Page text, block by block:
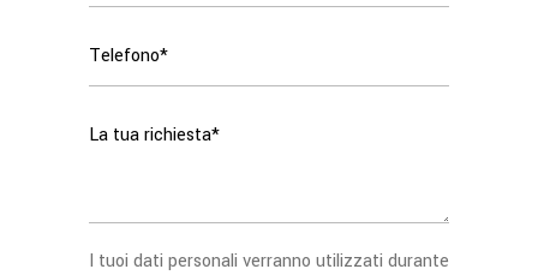
I tuoi dati personali verranno utilizzati durante